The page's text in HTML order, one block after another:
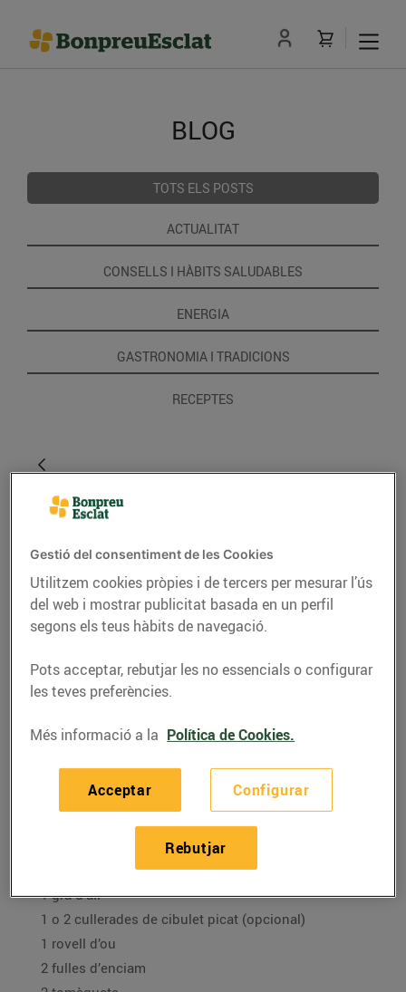
BLOG
TOTS ELS POSTS
ACTUALITAT
CONSELLS I HÀBITS SALUDABLES
ENERGIA
GASTRONOMIA I TRADICIONS
RECEPTES
RECEPTES
Hamburguesa de salmó
05/d’agost/2020
Ingredients per a 4 persones:
1/2 porro (la part blanca)
1 gra d’all
1 o 2 cullerades de cibulet picat (opcional)
1 rovell d’ou
2 fulles d’enciam
Gestió del consentiment de les Cookies
Utilitzem cookies pròpies i de tercers per mesurar l’ús
del web i mostrar publicitat basada en un perfil
segons els teus hàbits de navegació.
Pots acceptar, rebutjar les no essencials o configurar
les teves preferències.
Més informació a la Política de Cookies.
Configurar
Rebutjar
Acceptar